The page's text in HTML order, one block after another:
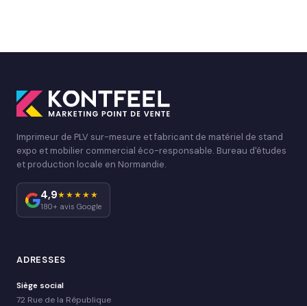
Imprimeur de PLV sur-mesure et fabricant de matériel de stand
expo et mobilier commercial éco-responsable. Bureau d'études
et production locale en Normandie.
4,9★★★★★
180+ avis Google
ADRESSES
Siège social
72 Rue de la République